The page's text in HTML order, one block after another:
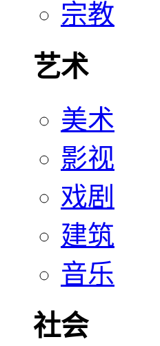
宗教
艺术
美术
影视
戏剧
建筑
音乐
社会